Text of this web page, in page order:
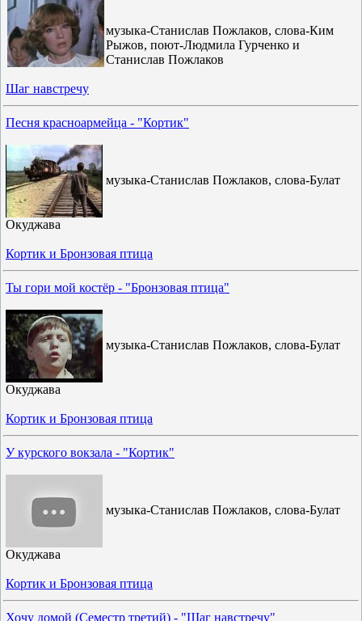
музыка-Станислав Пожлаков, слова-Ким
Рыжов, поют-Людмила Гурченко и
Станислав Пожлаков
Шаг навстречу
Песня красноармейца - "Кортик"
музыка-Станислав Пожлаков, слова-Булат
Окуджава
Кортик и Бронзовая птица
Ты гори мой костёр - "Бронзовая птица"
музыка-Станислав Пожлаков, слова-Булат
Окуджава
Кортик и Бронзовая птица
У курского вокзала - "Кортик"
музыка-Станислав Пожлаков, слова-Булат
Окуджава
Кортик и Бронзовая птица
Хочу домой (Семестр третий) - "Шаг навстречу"